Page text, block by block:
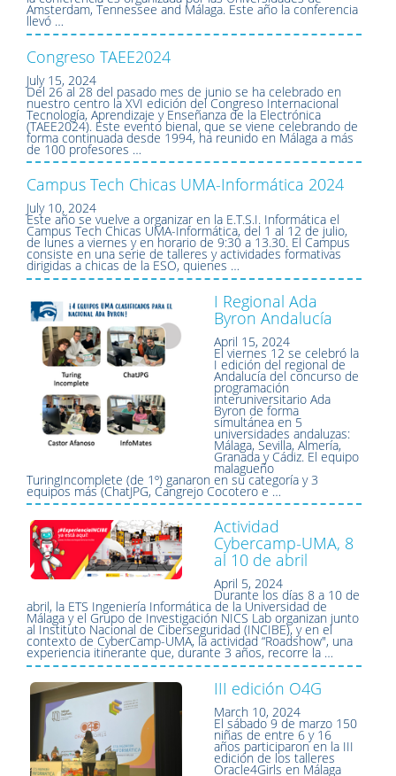
Amsterdam, Tennessee and Málaga. Este año la conferencia
llevó …
Congreso TAEE2024
July 15, 2024
Del 26 al 28 del pasado mes de junio se ha celebrado en
nuestro centro la XVI edición del Congreso Internacional
Tecnología, Aprendizaje y Enseñanza de la Electrónica
(TAEE2024). Este evento bienal, que se viene celebrando de
forma continuada desde 1994, ha reunido en Málaga a más
de 100 profesores …
Campus Tech Chicas UMA-Informática 2024
July 10, 2024
Este año se vuelve a organizar en la E.T.S.I. Informática el
Campus Tech Chicas UMA-Informática, del 1 al 12 de julio,
de lunes a viernes y en horario de 9:30 a 13.30. El Campus
consiste en una serie de talleres y actividades formativas
dirigidas a chicas de la ESO, quienes …
I Regional Ada
Byron Andalucía
April 15, 2024
El viernes 12 se celebró la
I edición del regional de
Andalucía del concurso de
programación
interuniversitario Ada
Byron de forma
simultánea en 5
universidades andaluzas:
Málaga, Sevilla, Almería,
Granada y Cádiz. El equipo
malagueño
TuringIncomplete (de 1º) ganaron en su categoría y 3
equipos más (ChatJPG, Cangrejo Cocotero e …
Actividad
Cybercamp-UMA, 8
al 10 de abril
April 5, 2024
Durante los días 8 a 10 de
abril, la ETS Ingeniería Informática de la Universidad de
Málaga y el Grupo de Investigación NICS Lab organizan junto
al Instituto Nacional de Ciberseguridad (INCIBE), y en el
contexto de CyberCamp-UMA, la actividad “Roadshow", una
experiencia itinerante que, durante 3 años, recorre la …
III edición O4G
March 10, 2024
El sábado 9 de marzo 150
niñas de entre 6 y 16
años participaron en la III
edición de los talleres
Oracle4Girls en Málaga